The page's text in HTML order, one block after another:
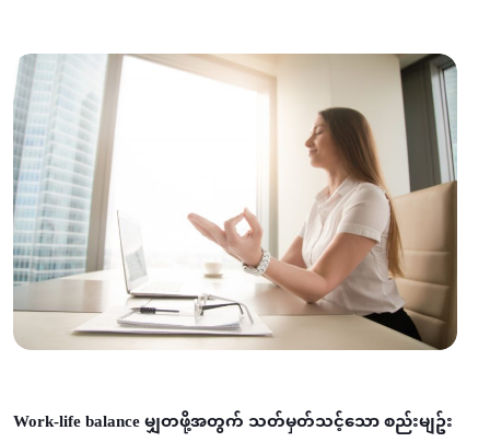
Work-life balance မျှတဖို့အတွက် သတ်မှတ်သင့်သော စည်းမျဥ်း